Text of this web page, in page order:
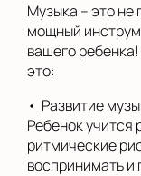
Музыка – это не
мощный
вашего
это:
• Развитие
Ребенок учится
ритмические
воспринимать и